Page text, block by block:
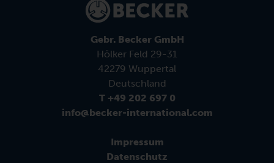
Gebr. Becker GmbH
Hölker Feld 29-31
42279 Wuppertal
Deutschland
T +49 202 697 0
info@becker-international.com
Impressum
Datenschutz